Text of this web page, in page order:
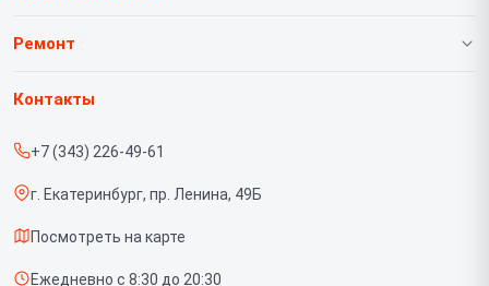
О нашем сервисе
Срочный ремонт
Доставка и способы оплаты
Диагностика
Ремонт
Тепловизионных насадок
Контакты
+7 (343) 226-49-61
г. Екатеринбург, пр. Ленина, 49Б
Посмотреть на карте
Ежедневно с 8:30 до 20:30